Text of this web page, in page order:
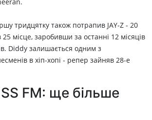
тридцятку також потрапив JAY-Z - 20
місце, заробивши за останні 12 місяців
Diddy залишається одним з
в хіп-хопі - репер зайняв 28-е
FM: ще більше